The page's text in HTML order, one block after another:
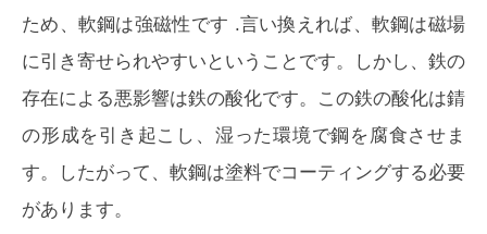
ため、軟鋼は強磁性です .言い換えれば、軟鋼は磁場
に引き寄せられやすいということです。しかし、鉄の
存在による悪影響は鉄の酸化です。この鉄の酸化は錆
の形成を引き起こし、湿った環境で鋼を腐食させま
す。したがって、軟鋼は塗料でコーティングする必要
があります。